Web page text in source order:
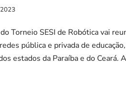
Torneio SESI de Robótica vai
pública e privada de
estados da Paraíba e do